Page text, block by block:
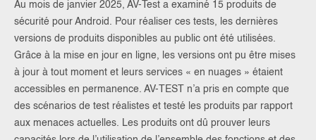
Au mois de janvier 2025, AV-Test a examiné 15 produits de
sécurité pour Android. Pour réaliser ces tests, les dernières
versions de produits disponibles au public ont été utilisées.
Grâce à la mise en jour en ligne, les versions ont pu être mises
à jour à tout moment et leurs services « en nuages » étaient
accessibles en permanence. AV-TEST n’a pris en compte que
des scénarios de test réalistes et testé les produits par rapport
aux menaces actuelles. Les produits ont dû prouver leurs